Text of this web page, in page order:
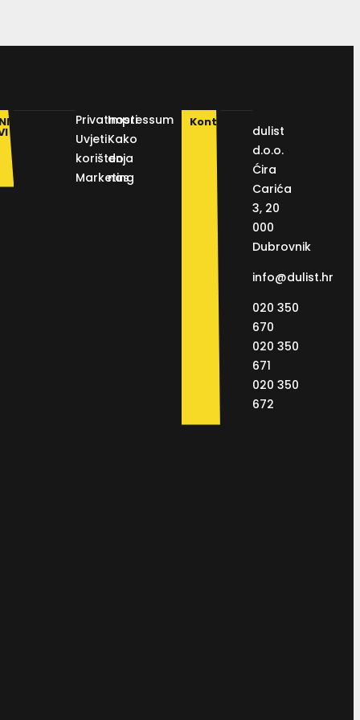
Privatnosti
Uvjeti
korištenja
Marketing
Impressum
Kako
do
nas
Kontakt
dulist
d.o.o.
Ćira
Carića
3, 20
000
Dubrovnik
info@dulist.hr
020 350
670
020 350
671
020 350
672